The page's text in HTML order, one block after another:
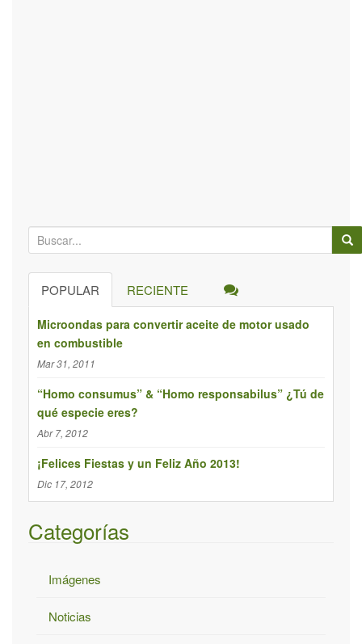
B
ú
s
POPULAR RECIENTE
Microondas para convertir aceite de motor usado
en combustible
Mar 31, 2011
“Homo consumus” & “Homo responsabilus” ¿Tú de
qué especie eres?
Abr 7, 2012
¡Felices Fiestas y un Feliz Año 2013!
Dic 17, 2012
Categorías
Imágenes
Noticias